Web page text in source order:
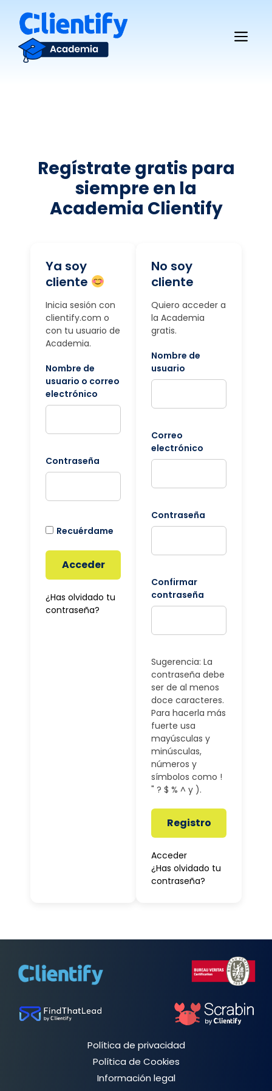
contenido
Regístrate gratis para
siempre en la
Academia Clientify
Ya soy
cliente
Inicia sesión con
clientify.com o
con tu usuario de
Academia.
Nombre de
usuario o correo
electrónico
Contraseña
Recuérdame
Acceder
¿Has olvidado tu
contraseña?
No soy
cliente
Quiero acceder a
la Academia
gratis.
Nombre de
usuario
Correo
electrónico
Contraseña
Confirmar
contraseña
Sugerencia: La
contraseña debe
ser de al menos
doce caracteres.
Para hacerla más
fuerte usa
mayúsculas y
minúsculas,
números y
símbolos como !
" ? $ % ^ y ).
Registro
Acceder
¿Has olvidado tu
contraseña?
Política de privacidad
Política de Cookies
Información legal